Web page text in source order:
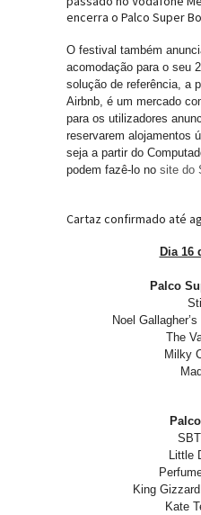
encerra o Palco Super
O festival também
acomodação para o seu
solução de referência, a
Airbnb, é um mercado
para os utilizadores
reservarem alojamentos
seja a partir do
podem fazê-lo no site do
Cartaz confirmado até
Dia 16
Palco
Noel
The
Milky
Little
King
Kate